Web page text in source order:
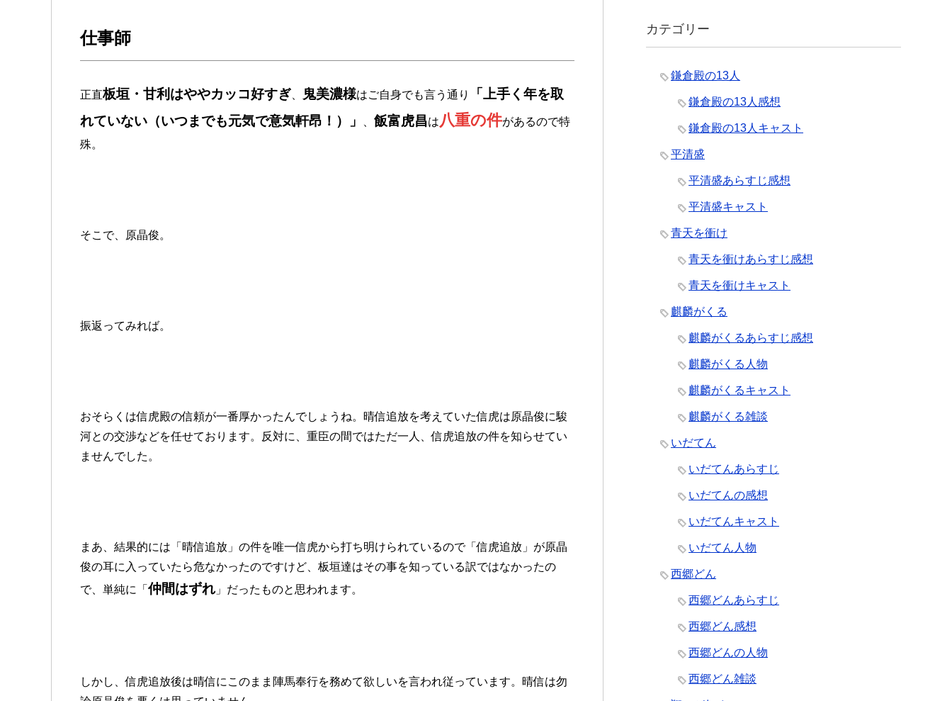
仕事師
正直板垣・甘利はややカッコ好すぎ 鬼美濃様はご自身でも言う通り
「上手く年を取
れていない（いつまでも元気で意気軒昂！）」
飯富虎昌は八重の件があるので特
殊。
そこで、原晶俊。
振返ってみれば。
おそらくは信虎殿の信頼が一番厚かったんでしょうね。晴信追放を考えていた信虎は原晶俊に駿
河との交渉などを任せております。反対に、重臣の間ではただ一人、信虎追放の件を知らせてい
ませんでした。
まあ、結果的には「晴信追放」の件を唯一信虎から打ち明けられているので「信虎追放」が原晶
俊の耳に入っていたら危なかったのですけど、板垣達はその事を知っている訳ではなかったの
で、単純に「 仲間はずれ」だったものと思われます。
しかし、信虎追放後は晴信にこのまま陣馬奉行を務めて欲しいを言われ従っています。晴信は勿
カテゴリー
鎌倉殿の13人
鎌倉殿の13人感想
鎌倉殿の13人キャスト
平清盛
平清盛あらすじ感想
平清盛キャスト
青天を衝け
青天を衝けあらすじ感想
青天を衝けキャスト
麒麟がくる
麒麟がくるあらすじ感想
麒麟がくる人物
麒麟がくるキャスト
麒麟がくる雑談
いだてん
いだてんあらすじ
いだてんの感想
いだてんキャスト
いだてん人物
西郷どん
西郷どんあらすじ
西郷どん感想
西郷どんの人物
西郷どん雑談